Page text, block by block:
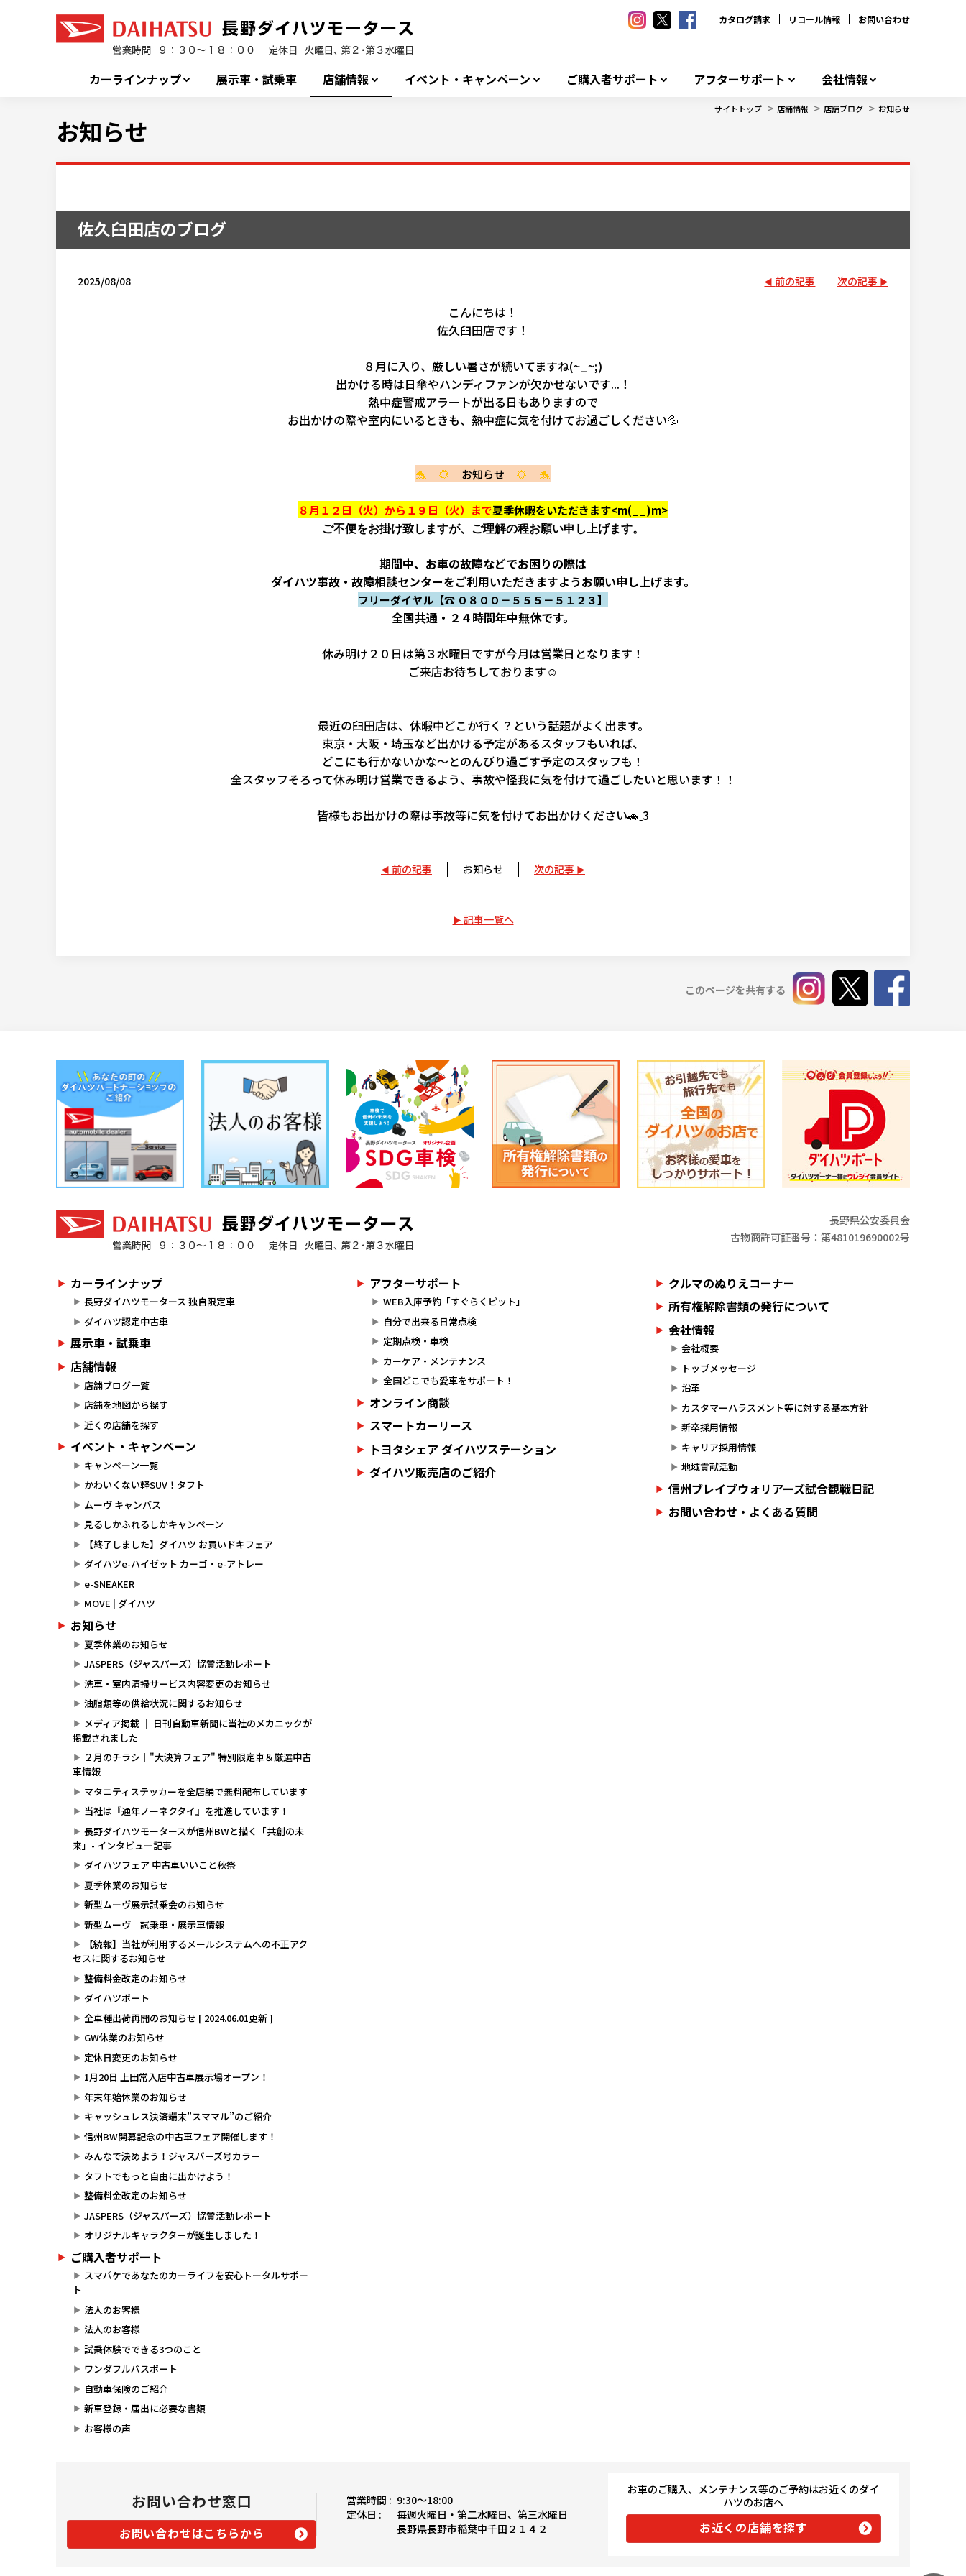
カタログ請求 リコール情報 お問い合わせ
カーラインナップ 展示車・試乗車 店舗情報 イベント・キャンペーン ご購入者サポート アフターサポート 会社情報
サイトトップ > 店舗情報 > 店舗ブログ > お知らせ
お知らせ
佐久臼田店のブログ
2025/08/08 前の記事 次の記事
こんにちは！
佐久臼田店です！
８月に入り、厳しい暑さが続いてますね(~_~;)
出かける時は日傘やハンディファンが欠かせないです...！
熱中症警戒アラートが出る日もありますので
お出かけの際や室内にいるときも、 熱中症に気を付けてお過ごしください💦
🐬 🌻 お知らせ 🌻 🐬
８月１２日（火）から１９日（火）まで夏季休暇をいただきます<m(__)m>
ご不便をお掛け致しますが、ご理解の程お願い申し上げます。
期間中、お車の故障などでお困りの際は
ダイハツ事故・故障相談センターをご利用いただきますようお願い申し上げます。
フリーダイヤル【☎ ０８００－５５５－５１２３】
全国共通・２４時間年中無休です。
休み明け２０日は第３水曜日ですが今月は営業日となります！
ご来店お待ちしております☺
最近の臼田店は、休暇中どこか行く？という話題がよく出ます。
東京・大阪・埼玉など出かける予定があるスタッフもいれば、
どこにも行かないかな～とのんびり過ごす予定のスタッフも！
全スタッフそろって休み明け営業できるよう、事故や怪我に気を付けて過ごしたいと思います！！
皆様もお出かけの際は事故等に気を付けてお出かけください🚗₌3
前の記事 お知らせ 次の記事
記事一覧へ
このページを共有する
長野県公安委員会
古物商許可証番号：第481019690002号
カーラインナップ
長野ダイハツモータース 独自限定車
ダイハツ認定中古車
展示車・試乗車
店舗情報
店舗ブログ一覧
店舗を地図から探す
近くの店舗を探す
イベント・キャンペーン
キャンペーン一覧
かわいくない軽SUV！タフト
ムーヴ キャンバス
見るしかふれるしかキャンペーン
【終了しました】ダイハツ お買いドキフェア
ダイハツe-ハイゼット カーゴ・e-アトレー
e-SNEAKER
MOVE | ダイハツ
お知らせ
夏季休業のお知らせ
JASPERS（ジャスパーズ）協賛活動レポート
洗車・室内清掃サービス内容変更のお知らせ
油脂類等の供給状況に関するお知らせ
メディア掲載 ｜ 日刊自動車新聞に当社のメカニックが
掲載されました
２月のチラシ｜"大決算フェア" 特別限定車＆厳選中古
車情報
マタニティステッカーを全店舗で無料配布しています
当社は『通年ノーネクタイ』を推進しています！
長野ダイハツモータースが信州BWと描く「共創の未
来」- インタビュー記事
ダイハツフェア 中古車いいこと秋祭
夏季休業のお知らせ
新型ムーヴ展示試乗会のお知らせ
新型ムーヴ 試乗車・展示車情報
【続報】当社が利用するメールシステムへの不正アク
セスに関するお知らせ
整備料金改定のお知らせ
ダイハツポート
全車種出荷再開のお知らせ [ 2024.06.01更新 ]
GW休業のお知らせ
定休日変更のお知らせ
1月20日 上田常入店中古車展示場オープン！
年末年始休業のお知らせ
キャッシュレス決済端末”スママル”のご紹介
信州BW開幕記念の中古車フェア開催します！
みんなで決めよう！ジャスパーズ号カラー
タフトでもっと自由に出かけよう！
整備料金改定のお知らせ
JASPERS（ジャスパーズ）協賛活動レポート
オリジナルキャラクターが誕生しました！
ご購入者サポート
スマパケであなたのカーライフを安心トータルサポー
ト
法人のお客様
法人のお客様
試乗体験でできる3つのこと
ワンダフルパスポート
自動車保険のご紹介
新車登録・届出に必要な書類
お客様の声
アフターサポート
WEB入庫予約「すぐらくピット」
自分で出来る日常点検
定期点検・車検
カーケア・メンテナンス
全国どこでも愛車をサポート！
オンライン商談
スマートカーリース
トヨタシェア ダイハツステーション
ダイハツ販売店のご紹介
クルマのぬりえコーナー
所有権解除書類の発行について
会社情報
会社概要
トップメッセージ
沿革
カスタマーハラスメント等に対する基本方針
新卒採用情報
キャリア採用情報
地域貢献活動
信州ブレイブウォリアーズ試合観戦日記
お問い合わせ・よくある質問
お問い合わせ窓口
お問い合わせはこちらから
営業時間 : 9:30〜18:00
定休日 :
毎週火曜日・第二水曜日、第三水曜日
長野県長野市稲葉中千田２１４２
お車のご購入、メンテナンス等のご予約はお近くのダイ
ハツのお店へ
お近くの店舗を探す